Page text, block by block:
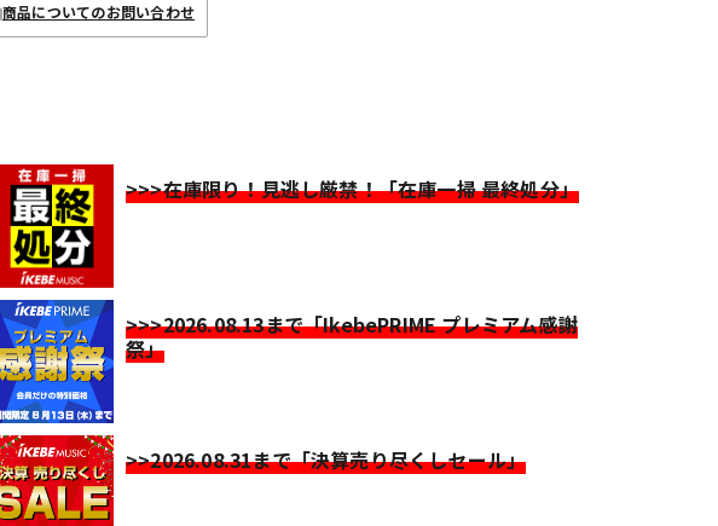
商品についてのお問い合わせ
>>>在庫限り！見逃し厳禁！「在庫一掃 最終処分」
>>>2026.08.13まで「IkebePRIME プレミアム感謝
祭」
>>2026.08.31まで「決算売り尽くしセール」